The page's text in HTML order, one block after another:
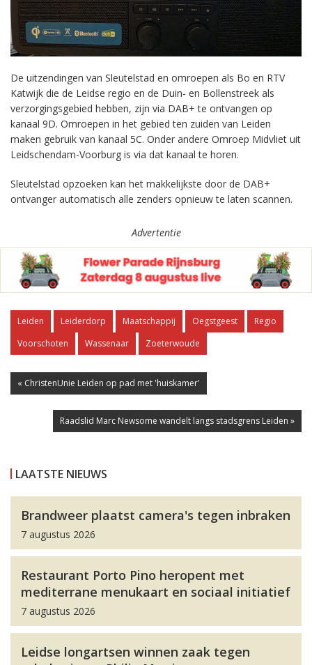
De uitzendingen van Sleutelstad en omroepen als Bo en RTV
Katwijk die de Leidse regio en de Duin- en Bollenstreek als
verzorgingsgebied hebben, zijn via DAB+ te ontvangen op
kanaal 9D. Omroepen in het gebied ten zuiden van Leiden
maken gebruik van kanaal 5C. Onder andere Omroep Midvliet uit
Leidschendam-Voorburg is via dat kanaal te horen.
Sleutelstad opzoeken kan het makkelijkste door de DAB+
ontvanger automatisch alle zenders opnieuw te laten scannen.
Advertentie
Leiden Leiderdorp Maatschappij Oegstgeest
Regio
Voorschoten
Wassenaar Zoeterwoude
« ChristenUnie Leiden op pad met 'huiskamer'
Raadslid Marc Newsome wandelt langs stadsgrens Leiden »
LAATSTE NIEUWS
Brandweer plaatst camera's tegen inbraken
7 augustus 2026
Restaurant Porto Pino heropent met
mediterrane menukaart en sociaal initiatief
7 augustus 2026
Leidse longartsen winnen zaak tegen